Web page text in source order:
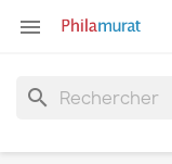

search